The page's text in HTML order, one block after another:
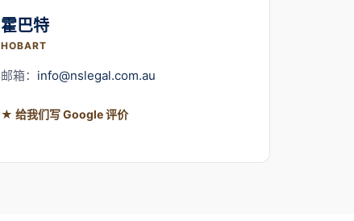
霍巴特
HOBART
邮箱： info@nslegal.com.au
★ 给我们写 Google 评价